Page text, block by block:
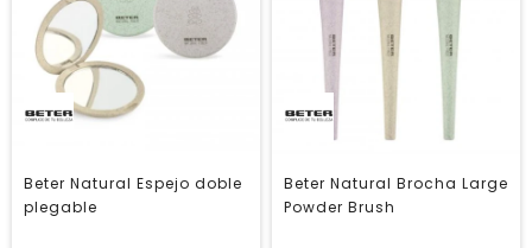
Beter Natural Espejo doble
plegable
Beter Natural Brocha Large
Powder Brush